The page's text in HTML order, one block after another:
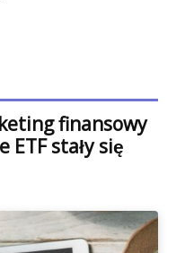
finansowy
ETF stały się